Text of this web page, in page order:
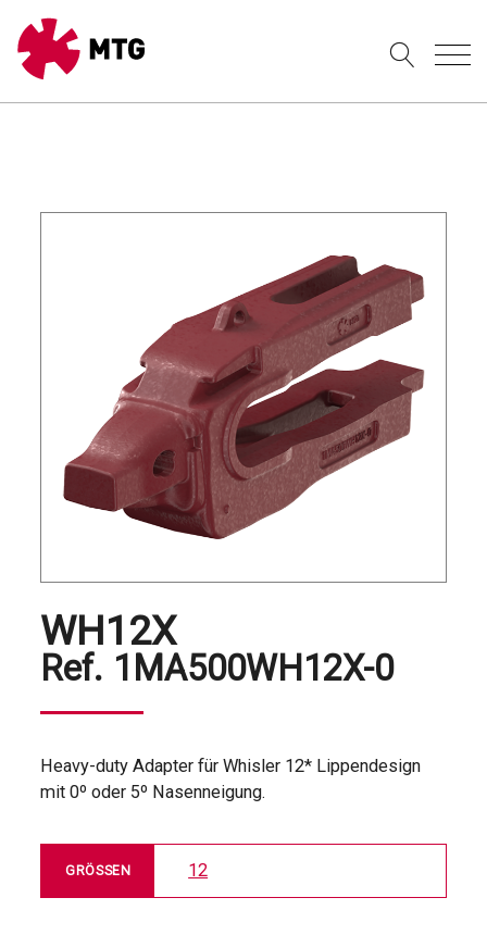
WH12X
Ref. 1MA500WH12X-0​
Heavy-duty Adapter für Whisler 12* Lippendesign
mit 0º oder 5º Nasenneigung.
GRÖSSEN 12